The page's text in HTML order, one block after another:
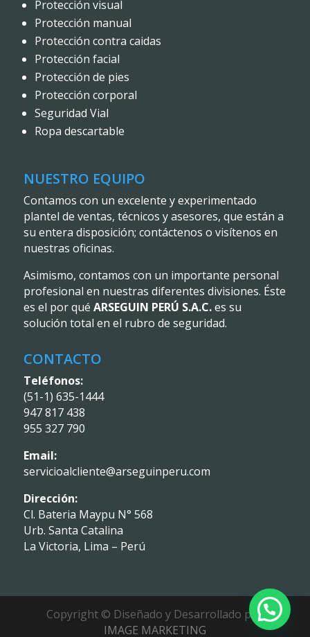
Protección visual
Protección manual
Protección contra caidas
Protección facial
Protección de pies
Protección corporal
Seguridad Vial
Ropa descartable
NUESTRO EQUIPO
Contamos con un excelente y experimentado
plantel de ventas, técnicos y asesores, que están a
su entera disposición; contáctenos o visítenos en
nuestras oficinas.
Asimismo, contamos con un importante personal
profesional en nuestras diferentes divisiones. Éste
es el por qué ARSEGUIN PERÚ S.A.C.es su
solución total en el rubro de seguridad.
CONTACTO
Teléfonos:
(51-1) 635-1444
947 817 438
955 327 790
Email:
servicioalcliente@arseguinperu.com
Dirección:
Cl. Bateria Maypu N° 568
Urb. Santa Catalina
La Victoria, Lima – Perú
Copyright © Diseñado y Desarrollado por
IMAGE MARKETING